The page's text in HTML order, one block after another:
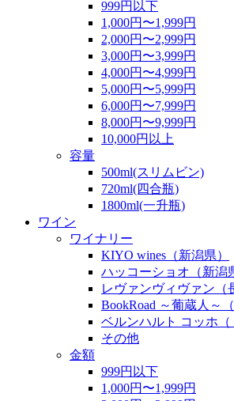
999円以下
1,000円〜1,999円
2,000円〜2,999円
3,000円〜3,999円
4,000円〜4,999円
5,000円〜5,999円
6,000円〜7,999円
8,000円〜9,999円
10,000円以上
容量
500ml(スリムビン)
720ml(四合瓶)
1800ml(一升瓶)
ワイン
ワイナリー
KIYO wines（新潟県）
ハッコーショオ（新潟
レヴァンヴィヴァン（
BookRoad ～葡蔵人～
ベルンハルト コッホ（
その他
金額
999円以下
1,000円〜1,999円